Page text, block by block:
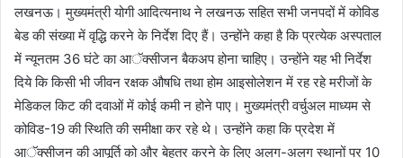
लखनऊ। मुख्यमंत्री योगी आदित्यनाथ ने लखनऊ सहित सभी जनपदों में कोविड
बेड की संख्या में वृद्धि करने के निर्देश दिए हैं। उन्होंने कहा है कि प्रत्येक अस्पताल
में न्यूनतम 36 घंटे का आॅक्सीजन बैकअप होना चाहिए। उन्होंने यह भी निर्देश
दिये कि किसी भी जीवन रक्षक औषधि तथा होम आइसोलेशन में रह रहे मरीजों के
मेडिकल किट की दवाओं में कोई कमी न होने पाए। मुख्यमंत्री वर्चुअल माध्यम से
कोविड-19 की स्थिति की समीक्षा कर रहे थे। उन्होंने कहा कि प्रदेश में
आॅक्सीजन की आपूर्ति को और बेहतर करने के लिए अलग-अलग स्थानों पर 10